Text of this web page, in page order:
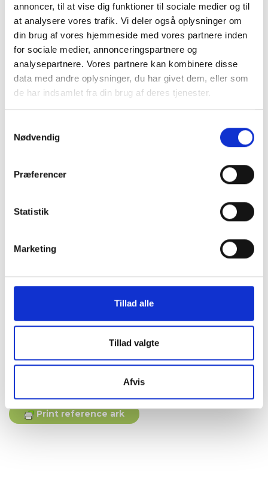
annoncer, til at vise dig funktioner til sociale medier og til
at analysere vores trafik. Vi deler også oplysninger om
din brug af vores hjemmeside med vores partnere inden
for sociale medier, annonceringspartnere og
analysepartnere. Vores partnere kan kombinere disse
data med andre oplysninger, du har givet dem, eller som
de har indsamlet fra din brug af deres tjenester.
Nødvendig
Præferencer
Statistik
Marketing
Tillad alle
Tillad valgte
Afvis
Værelser
3
Status
Udlejet
Print reference ark